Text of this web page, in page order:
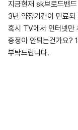
지금현재 sk브로드밴
3년 약정기간이 만료
혹시 TV에서 인터넷만
증정이 안되는건가요?
부탁드립니다.